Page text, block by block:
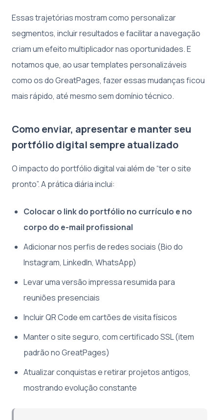
Essas trajetórias mostram como personalizar
segmentos, incluir resultados e facilitar a navegação
criam um efeito multiplicador nas oportunidades. E
notamos que, ao usar templates personalizáveis
como os do GreatPages, fazer essas mudanças ficou
mais rápido, até mesmo sem domínio técnico.
Como enviar, apresentar e manter seu
portfólio digital sempre atualizado
O impacto do portfólio digital vai além de “ter o site
pronto”. A prática diária inclui:
Colocar o link do portfólio no currículo e no
corpo do e-mail profissional
Adicionar nos perfis de redes sociais (Bio do
Instagram, LinkedIn, WhatsApp)
Levar uma versão impressa resumida para
reuniões presenciais
Incluir QR Code em cartões de visita físicos
Manter o site seguro, com certificado SSL (item
padrão no GreatPages)
Atualizar conquistas e retirar projetos antigos,
mostrando evolução constante